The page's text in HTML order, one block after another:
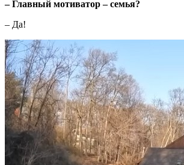
– Главный мотиватор – семья?
– Да!